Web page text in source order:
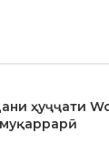
ҳуҷҷати